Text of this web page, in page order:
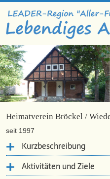
Heimatverein Bröckel /
seit 1997
Kurzbeschreibung
Aktivitäten und Ziele